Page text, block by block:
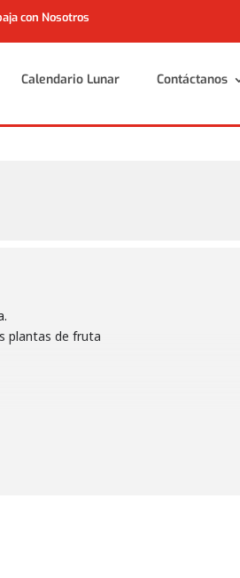
con Nosotros
Calendario Lunar Contáctanos
Calendario Lunar Contáctanos
plantas de fruta